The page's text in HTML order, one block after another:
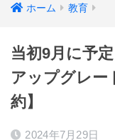
ホーム 教育
当初9月に予
アップグレー
約】
2024年7月29日